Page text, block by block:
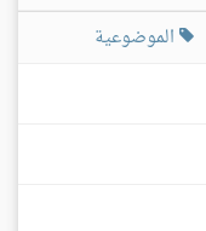
الموضوعية